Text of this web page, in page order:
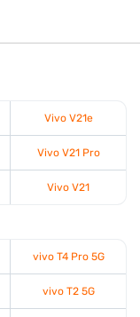
Vivo V21e
Vivo V21 Pro
Vivo V21
vivo T4 Pro 5G
vivo T2 5G